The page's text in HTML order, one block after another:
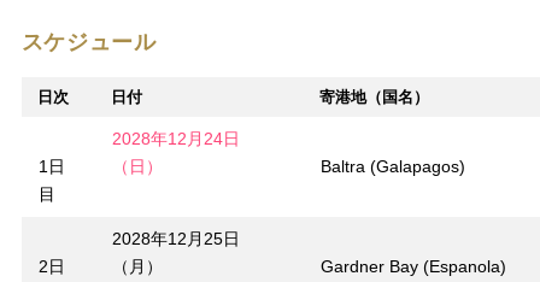
スケジュール
日次 日付 寄港地（国名）
1日
目
2028年12月24日
（日）
Baltra (Galapagos)
2日
2028年12月25日
（月）
Gardner Bay (Espanola)